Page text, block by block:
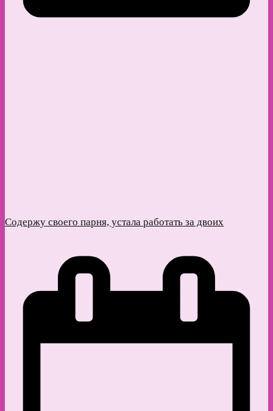
Содержу своего парня, устала работать за двоих